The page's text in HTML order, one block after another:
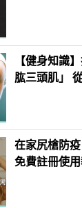
【健身知識
肱三頭肌」
在家尻槍防
免費註冊使